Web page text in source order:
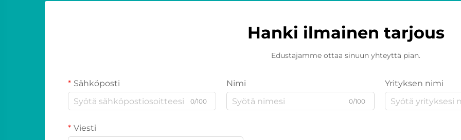
Hanki ilmainen tarjous
Edustajamme ottaa sinuun yhteyttä pian.
Sähköposti
0/100
Nimi
0/100
Yrityksen nimi
Viesti